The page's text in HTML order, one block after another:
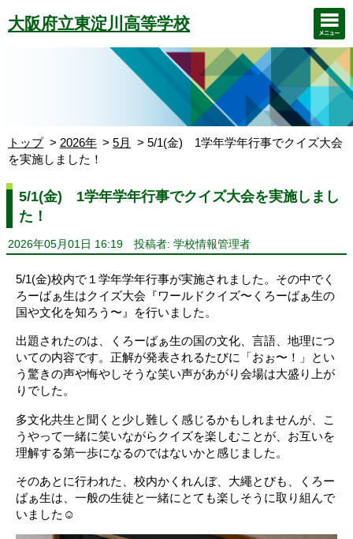
大阪府立東淀川高等学校
トップ 2026年 5月
5/1(金) 1学年学年行事でクイズ大会
を実施しました！
5/1(金) 1学年学年行事でクイズ大会を実施しまし
た！
2026年05月01日 16:19 投稿者: 学校情報管理者
5/1(金)校内で１学年学年行事が実施されました。その中でく
ろーばぁ生はクイズ大会『ワールドクイズ〜くろーばぁ生の
国や文化を知ろう〜』を行いました。
出題されたのは、くろーばぁ生の国の文化、言語、地理につ
いての内容です。正解が発表されるたびに「おぉ〜！」とい
う驚きの声や悔やしそうな笑い声があがり会場は大盛り上が
りでした。
多文化共生と聞くと少し難しく感じるかもしれませんが、こ
うやって一緒に笑いながらクイズを楽しむことが、お互いを
理解する第一歩になるのではないかと感じました。
そのあとに行われた、校内かくれんぼ、大繩とびも、くろー
ばぁ生は、一般の生徒と一緒にとても楽しそうに取り組んで
いました☺